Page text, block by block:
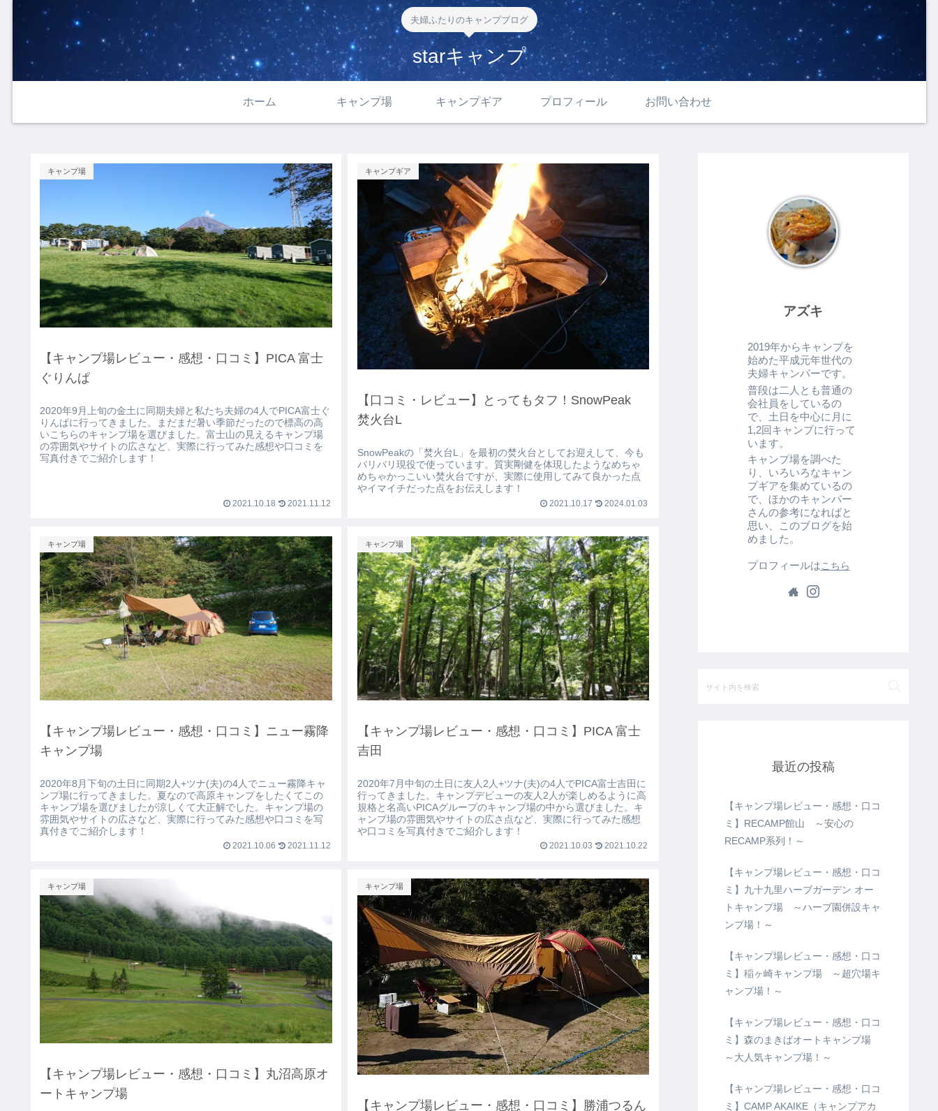
夫婦ふたりのキャンプブログ
starキャンプ
ホーム キャンプ場 キャンプギア プロフィール お問い合わせ
キャンプ場
【キャンプ場レビュー・感想・口コミ】PICA 富士
ぐりんぱ
2020年9月上旬の金土に同期夫婦と私たち夫婦の4人でPICA富士ぐ
りんぱに行ってきました。まだまだ暑い季節だったので標高の高
いこちらのキャンプ場を選びました。富士山の見えるキャンプ場
の雰囲気やサイトの広さなど、実際に行ってみた感想や口コミを
写真付きでご紹介します！
2021.10.18 2021.11.12
キャンプギア
【口コミ・レビュー】とってもタフ！SnowPeak
焚火台L
SnowPeakの「焚火台L」を最初の焚火台としてお迎えして、今も
バリバリ現役で使っています。質実剛健を体現したようなめちゃ
めちゃかっこいい焚火台ですが、実際に使用してみて良かった点
やイマイチだった点をお伝えします！
2021.10.17 2024.01.03
キャンプ場
【キャンプ場レビュー・感想・口コミ】ニュー霧降
キャンプ場
2020年8月下旬の土日に同期2人+ツナ(夫)の4人でニュー霧降キャ
ンプ場に行ってきました。夏なので高原キャンプをしたくてこの
キャンプ場を選びましたが涼しくて大正解でした。キャンプ場の
雰囲気やサイトの広さなど、実際に行ってみた感想や口コミを写
真付きでご紹介します！
2021.10.06 2021.11.12
キャンプ場
【キャンプ場レビュー・感想・口コミ】PICA 富士
吉田
2020年7月中旬の土日に友人2人+ツナ(夫)の4人でPICA富士吉田に
行ってきました。キャンプデビューの友人2人が楽しめるように高
規格と名高いPICAグループのキャンプ場の中から選びました。キ
ャンプ場の雰囲気やサイトの広さ点など、実際に行ってみた感想
や口コミを写真付きでご紹介します！
2021.10.03 2021.10.22
キャンプ場
【キャンプ場レビュー・感想・口コミ】丸沼高原オ
ートキャンプ場
キャンプ場
【キャンプ場レビュー・感想・口コミ】勝浦つるん
アズキ
2019年からキャンプを
始めた平成元年世代の
夫婦キャンパーです。
普段は二人とも普通の
会社員をしているの
で、土日を中心に月に
1,2回キャンプに行って
います。
キャンプ場を調べた
り、いろいろなキャン
プギアを集めているの
で、ほかのキャンパー
さんの参考になればと
思い、このブログを始
めました。
プロフィールは こちら
最近の投稿
【キャンプ場レビュー・感想・口コ
ミ】RECAMP館山 ～安心の
RECAMP系列！～
【キャンプ場レビュー・感想・口コ
ミ】九十九里ハーブガーデン オー
トキャンプ場 ～ハーブ園併設キャ
ンプ場！～
【キャンプ場レビュー・感想・口コ
ミ】稲ヶ崎キャンプ場 ～超穴場キ
ャンプ場！～
【キャンプ場レビュー・感想・口コ
ミ】森のまきばオートキャンプ場
～大人気キャンプ場！～
【キャンプ場レビュー・感想・口コ
ミ】CAMP AKAIKE（キャンプアカ